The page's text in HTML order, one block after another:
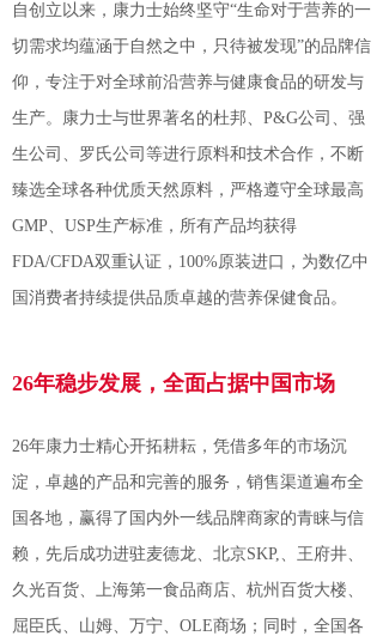
自创立以来，康力士始终坚守“生命对于营养的一
切需求均蕴涵于自然之中，只待被发现”的品牌信
仰，专注于对全球前沿营养与健康食品的研发与
生产。康力士与世界著名的杜邦、P&G公司、强
生公司、罗氏公司等进行原料和技术合作，不断
臻选全球各种优质天然原料，严格遵守全球最高
GMP、USP生产标准，所有产品均获得
FDA/CFDA双重认证，100%原装进口，为数亿中
国消费者持续提供品质卓越的营养保健食品。
26年稳步发展 ，全面占据中国市场
26年康力士精心开拓耕耘，凭借多年的市场沉
淀，卓越的产品和完善的服务，销售渠道遍布全
国各地，赢得了国内外一线品牌商家的青睐与信
赖，先后成功进驻麦德龙、北京SKP,、王府井、
久光百货、上海第一食品商店、杭州百货大楼、
屈臣氏、山姆、万宁、OLE商场；同时，全国各